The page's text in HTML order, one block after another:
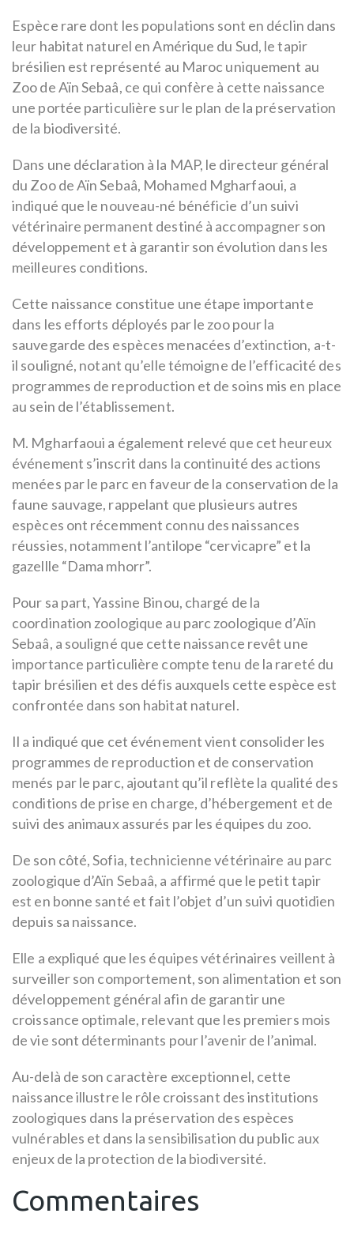
Espèce rare dont les populations sont en déclin dans
leur habitat naturel en Amérique du Sud, le tapir
brésilien est représenté au Maroc uniquement au
Zoo de Aïn Sebaâ, ce qui confère à cette naissance
une portée particulière sur le plan de la préservation
de la biodiversité.
Dans une déclaration à la MAP, le directeur général
du Zoo de Aïn Sebaâ, Mohamed Mgharfaoui, a
indiqué que le nouveau-né bénéficie d’un suivi
vétérinaire permanent destiné à accompagner son
développement et à garantir son évolution dans les
meilleures conditions.
Cette naissance constitue une étape importante
dans les efforts déployés par le zoo pour la
sauvegarde des espèces menacées d’extinction, a-t-
il souligné, notant qu’elle témoigne de l’efficacité des
programmes de reproduction et de soins mis en place
au sein de l’établissement.
M. Mgharfaoui a également relevé que cet heureux
événement s’inscrit dans la continuité des actions
menées par le parc en faveur de la conservation de la
faune sauvage, rappelant que plusieurs autres
espèces ont récemment connu des naissances
réussies, notamment l’antilope “cervicapre” et la
gazellle “Dama mhorr”.
Pour sa part, Yassine Binou, chargé de la
coordination zoologique au parc zoologique d’Aïn
Sebaâ, a souligné que cette naissance revêt une
importance particulière compte tenu de la rareté du
tapir brésilien et des défis auxquels cette espèce est
confrontée dans son habitat naturel.
Il a indiqué que cet événement vient consolider les
programmes de reproduction et de conservation
menés par le parc, ajoutant qu’il reflète la qualité des
conditions de prise en charge, d’hébergement et de
suivi des animaux assurés par les équipes du zoo.
De son côté, Sofia, technicienne vétérinaire au parc
zoologique d’Aïn Sebaâ, a affirmé que le petit tapir
est en bonne santé et fait l’objet d’un suivi quotidien
depuis sa naissance.
Elle a expliqué que les équipes vétérinaires veillent à
surveiller son comportement, son alimentation et son
développement général afin de garantir une
croissance optimale, relevant que les premiers mois
de vie sont déterminants pour l’avenir de l’animal.
Au-delà de son caractère exceptionnel, cette
naissance illustre le rôle croissant des institutions
zoologiques dans la préservation des espèces
vulnérables et dans la sensibilisation du public aux
enjeux de la protection de la biodiversité.
Commentaires